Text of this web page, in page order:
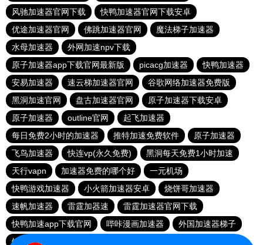
风驰加速器官网下载
快鸭加速器官网下载安卓
优途加速器官网
佛跳加速器官网
魔法梯子加速器
水母加速器
外网加速npv下载
原子加速器app下载官网最新版
picacg加速器
快鸭加速器
安易加速器
速云梯加速器官网
谷歌网络加速器免费版
黑洞加速官网
盘古加速器官网
原子加速器下载安卓
原子加速器
outline官网
起飞加速器
每日免费2小时的加速器
推特加速免费软件
原子加速器
飞鸟加速器
快连vp(永久免费)
黑洞每天免费1小时加速
天行vapn
加速器免费的哪个好
一元机场
快鸭游戏加速器
小火箭加速器安卓
烧饼哥加速器
速帆加速器
雷霆加器速
雷霆加速器官网下载
快鸭加速app下载官网
哔咔漫画加速器
外国加速器梯子
银河加速器